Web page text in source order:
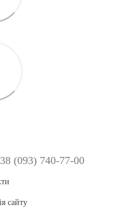
(093) 740-77-00
сайту